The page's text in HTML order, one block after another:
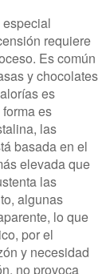
requiere
Es común
y chocolates
es
es
las
basada en el
elevada que
las
algunas
lo que
por el
y necesidad
no provoca